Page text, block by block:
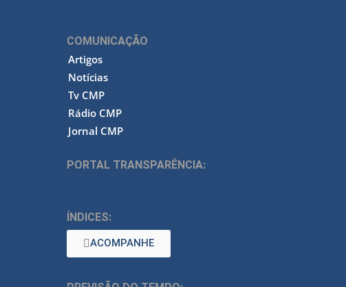
COMUNICAÇÃO
Artigos
Notícias
Tv CMP
Rádio CMP
Jornal CMP
PORTAL TRANSPARÊNCIA:
ÍNDICES:
ACOMPANHE